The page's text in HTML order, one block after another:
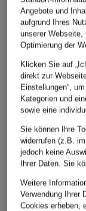
Angebote und
aufgrund Ihres
unserer
Optimierung der
Klicken Sie auf
direkt zur
Einstellungen“,
Kategorien und
sowie eine
Sie können Ihre
widerrufen (z.B.
jedoch keine
Ihrer Daten. Sie
Weitere
Verwendung Ihrer
Cookies erheben,